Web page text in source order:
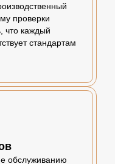
проверки
что каждый
стандартам
обслуживанию